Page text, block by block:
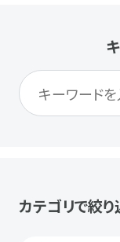
カテゴリで絞